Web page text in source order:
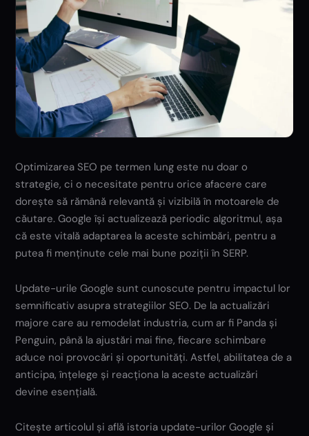
Optimizarea SEO pe termen lung este nu doar o
strategie, ci o necesitate pentru orice afacere care
dorește să rămână relevantă și vizibilă în motoarele de
căutare. Google își actualizează periodic algoritmul, așa
că este vitală adaptarea la aceste schimbări, pentru a
putea fi menținute cele mai bune poziții în SERP.
Update-urile Google sunt cunoscute pentru impactul lor
semnificativ asupra strategiilor SEO. De la actualizări
majore care au remodelat industria, cum ar fi Panda și
Penguin, până la ajustări mai fine, fiecare schimbare
aduce noi provocări și oportunități. Astfel, abilitatea de a
anticipa, înțelege și reacționa la aceste actualizări
devine esențială.
Citește articolul și află istoria update-urilor Google și